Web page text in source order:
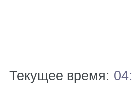
Текущее время: